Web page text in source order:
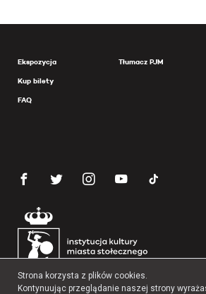
Ekspozycja
Kup bilety
FAQ
Tłumacz PJM
Strona korzysta z plików cookies.
Kontynuując przeglądanie naszej strony